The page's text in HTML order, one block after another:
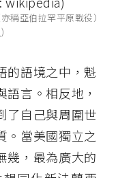
稱亞伯拉罕平原戰役）
)
的語境之中，魁
言。相反地，
了自己與周圍世
。當美國獨立之
幾，最為廣大的